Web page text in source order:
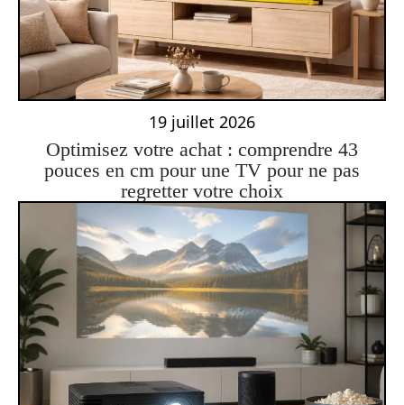
19 juillet 2026
Optimisez votre achat : comprendre 43
pouces en cm pour une TV pour ne pas
regretter votre choix